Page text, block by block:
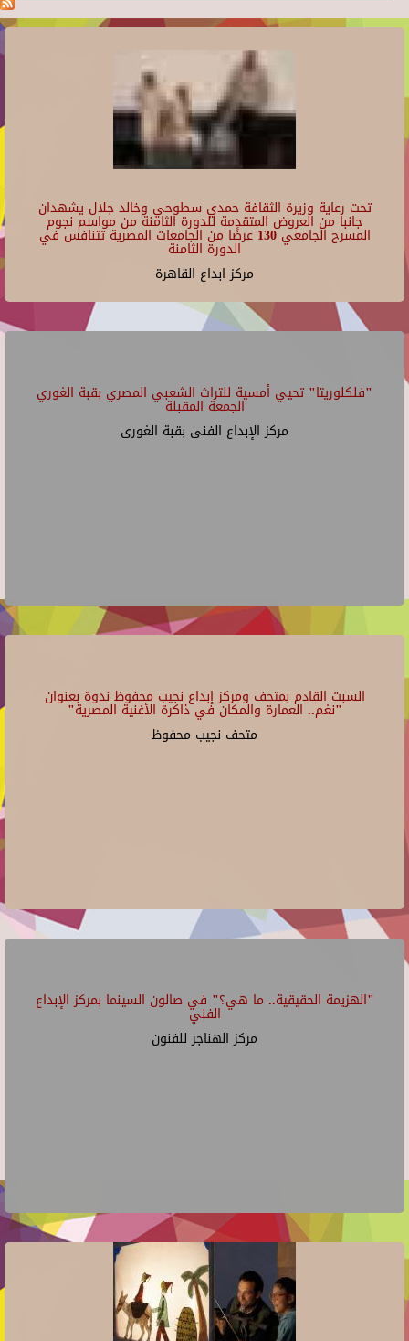
تحت رعاية وزيرة الثقافة حمدي سطوحي وخالد جلال يشهدان
جانبا من العروض المتقدمة للدورة الثامنة من مواسم نجوم
المسرح الجامعي 130 عرضًا من الجامعات المصرية تتنافس في
الدورة الثامنة
مركز ابداع القاهرة
"فلكلوريتا" تحيي أمسية للتراث الشعبي المصري بقبة الغوري
الجمعة المقبلة
مركز الإبداع الفنى بقبة الغورى
السبت القادم بمتحف ومركز إبداع نجيب محفوظ ندوة بعنوان
"نغم.. العمارة والمكان في ذاكرة الأغنية المصرية"
متحف نجيب محفوظ
"الهزيمة الحقيقية.. ما هي؟" في صالون السينما بمركز الإبداع
الفني
مركز الهناجر للفنون